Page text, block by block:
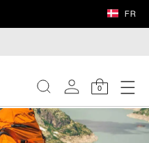
FR
0